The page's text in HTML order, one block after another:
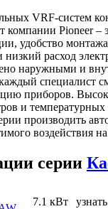
VRF-систем
компании Pioneer –
удобство
низкий расход
наружными и
специалист
приборов.
и температурных
производить
воздействия
серии
7.1 кВт